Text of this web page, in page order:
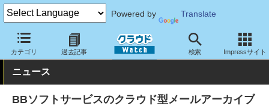
Powered by Translate
カテゴリ 過去記事 検索 Impressサイト
クラウド Watch セキュリティ セキュリティサービス
ニュース
BBソフトサービスのクラウド型メールアーカイブ